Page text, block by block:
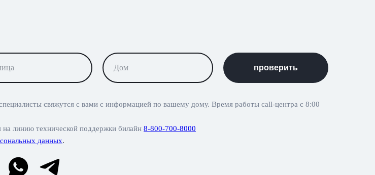
проверить
свяжутся с вами с информацией по вашему дому. Время работы call-центра с 8:00
линию технической поддержки билайн 8-800-700-8000
данных.